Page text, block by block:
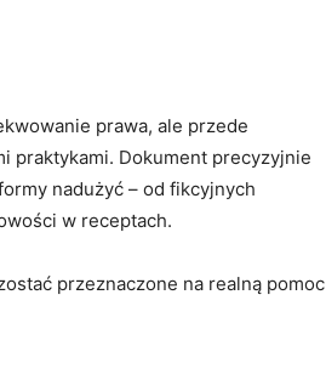
prawa, ale przede
praktykami. Dokument precyzyjnie
nadużyć – od fikcyjnych
w receptach.
przeznaczone na realną pomoc